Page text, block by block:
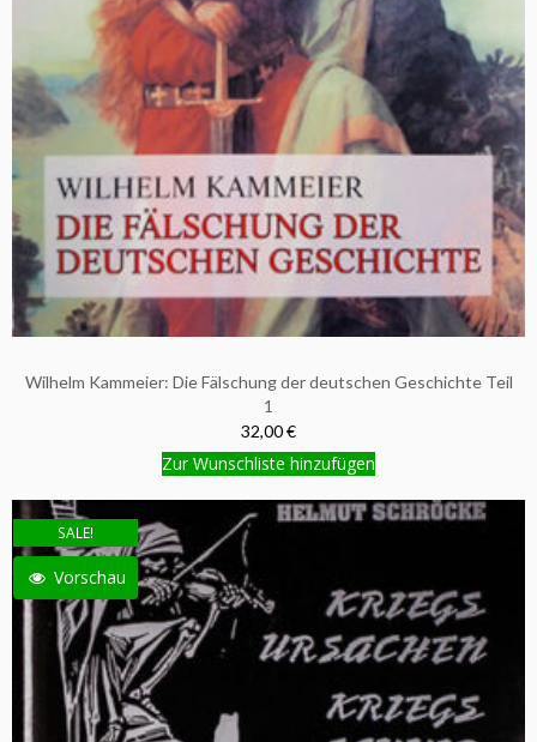
Wilhelm Kammeier: Die Fälschung der deutschen Geschichte Teil
1
32,00 €
Zur Wunschliste hinzufügen
SALE!
Vorschau